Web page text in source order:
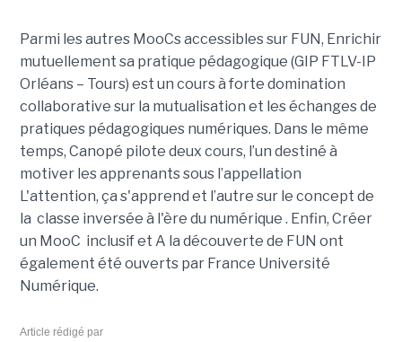
Parmi les autres MooCs accessibles sur FUN, Enrichir
mutuellement sa pratique pédagogique (GIP FTLV-IP
Orléans – Tours) est un cours à forte domination
collaborative sur la mutualisation et les échanges de
pratiques pédagogiques numériques. Dans le même
temps, Canopé pilote deux cours, l’un destiné à
motiver les apprenants sous l’appellation
L'attention, ça s'apprend et l’autre sur le concept de
la classe inversée à l'ère du numérique . Enfin, Créer
un MooC inclusifet A la découverte de FUN ont
également été ouverts par France Université
Numérique.
Article rédigé par